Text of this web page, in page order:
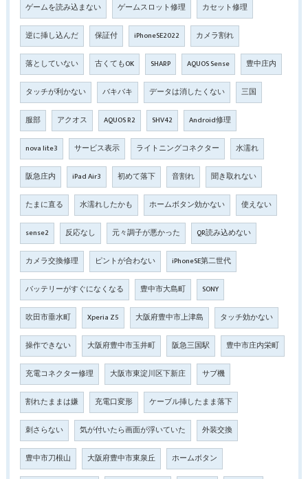
ゲームを読み込まない ゲームスロット修理 カセット修理
逆に挿し込んだ 保証付 iPhoneSE2022 カメラ割れ
落としていない 古くてもOK SHARP AQUOS Sense 豊中庄内
タッチが利かない バキバキ データは消したくない 三国
服部 アクオス AQUOS R2 SHV42 Android修理
nova lite3 サービス表示 ライトニングコネクター 水濡れ
阪急庄内 iPad Air3 初めて落下 音割れ 聞き取れない
たまに直る 水濡れしたかも ホームボタン効かない 使えない
sense2 反応なし 元々調子が悪かった QR読み込めない
カメラ交換修理 ピントが合わない iPhoneSE第二世代
バッテリーがすぐになくなる 豊中市大島町 SONY
吹田市垂水町 Xperia Z5 大阪府豊中市上津島 タッチ効かない
操作できない 大阪府豊中市玉井町 阪急三国駅 豊中市庄内栄町
充電コネクター修理 大阪市東淀川区下新庄 サブ機
割れたままは嫌 充電口変形 ケーブル挿したまま落下
刺さらない 気が付いたら画面が浮いていた 外装交換
豊中市刀根山 大阪府豊中市東泉丘 ホームボタン